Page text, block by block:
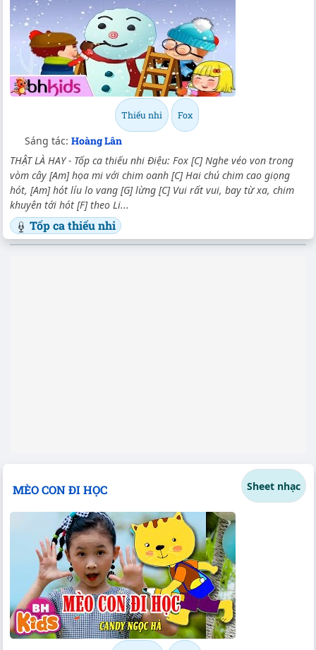
Thiếu nhi Fox
Sáng tác: Hoàng Lân
THẬT LÀ HAY - Tốp ca thiếu nhi Điệu: Fox [C] Nghe véo von trong
vòm cây [Am] họa mi với chim oanh [C] Hai chú chim cao giọng
hót, [Am] hót líu lo vang [G] lừng [C] Vui rất vui, bay từ xa, chim
khuyên tới hót [F] theo Li...
Tốp ca thiếu nhi
MÈO CON ĐI HỌC Sheet nhạc